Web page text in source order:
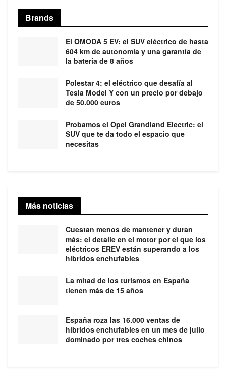
Brands
El OMODA 5 EV: el SUV eléctrico de hasta
604 km de autonomía y una garantía de
la batería de 8 años
Polestar 4: el eléctrico que desafía al
Tesla Model Y con un precio por debajo
de 50.000 euros
Probamos el Opel Grandland Electric: el
SUV que te da todo el espacio que
necesitas
Más noticias
Cuestan menos de mantener y duran
más: el detalle en el motor por el que los
eléctricos EREV están superando a los
híbridos enchufables
La mitad de los turismos en España
tienen más de 15 años
España roza las 16.000 ventas de
híbridos enchufables en un mes de julio
dominado por tres coches chinos